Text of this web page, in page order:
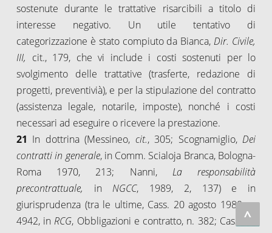
sostenute durante le trattative risarcibili a titolo di
interesse negativo. Un utile tentativo di
categorizzazione è stato compiuto da Bianca, Dir. Civile,
III, cit., 179, che vi include i costi sostenuti per lo
svolgimento delle trattative (trasferte, redazione di
progetti, preventivià), e per la stipulazione del contratto
(assistenza legale, notarile, imposte), nonché i costi
necessari ad eseguire o ricevere la prestazione.
21 In dottrina (Messineo, cit., 305; Scognamiglio, Dei
contratti in generale, in Comm. Scialoja Branca, Bologna-
Roma 1970, 213; Nanni, La responsabilità
precontrattuale, in NGCC, 1989, 2, 137) e in
giurisprudenza (tra le ultime, Cass. 20 agosto 1980, n.
4942, in RCG, Obbligazioni e contratto, n. 382; Cass. 11
^